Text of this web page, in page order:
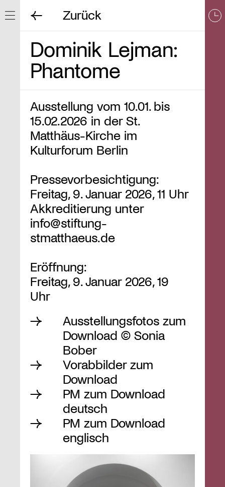
Navigation ein/ausblenden
Zurück
Dominik Lejman:
Phantome
Ausstellung vom 10.01. bis
15.02.2026 in der St.
Matthäus-Kirche im
Kulturforum Berlin
Pressevorbesichtigung:
Freitag, 9. Januar 2026, 11 Uhr
Akkreditierung unter
info@stiftung-
stmatthaeus.de
Eröffnung:
Freitag, 9. Januar 2026, 19
Uhr
Ausstellungsfotos zum
Download © Sonia
Bober
Vorabbilder zum
Download
PM zum Download
deutsch
PM zum Download
englisch